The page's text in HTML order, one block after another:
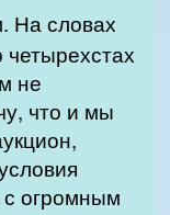
На словах
не
что и мы
огромным